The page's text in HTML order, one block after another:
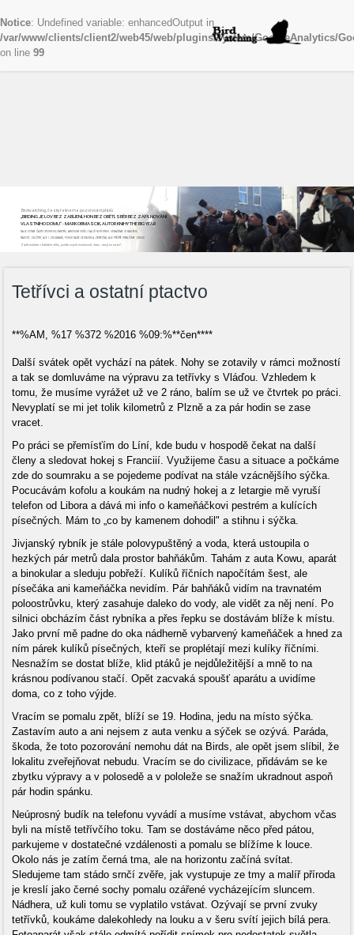
Notice: Undefined variable: enhancedOutput in
/var/www/clients/client2/web45/web/plugins/system/GoogleAnalytics/
on line 99
Birdwatching, česky řekneme pozorování ptáků
„BIRDING JE LOV BEZ ZABÍJENÍ, HON BEZ OBĚTÍ, SBĚR BEZ ZAPLŇOVÁNÍ
VLASTNÍHO DOMU“ - MARK OBMASCIK, AUTOR KNIHY THE BIG YEAR
NAJEZDÍME ČASTO STOVKY KILOMETRŮ, ABYCHOM VIDĚLI DALŠÍ NOVÝ DRUH. ODNÁŠÍME SI NADŠENÍ,
RADOST, ZÁŽITKY, ALE I ZKLAMÁNÍ, POKUD NAŠE CESTA BYLA ZBYTEČNÁ, ALE PŘÍŠTĚ VYRÁŽÍME ZNOVU
Začít můžete v každém věku, podle svých možností, času...stojí to za to!
Tetřívci a ostatní ptactvo
**%AM, %17 %372 %2016 %09:%**čen****
Další svátek opět vychází na pátek. Nohy se zotavily v rámci možností
a tak se domluváme na výpravu za tetřívky s Vláďou. Vzhledem k
tomu, že musíme vyrážet už ve 2 ráno, balím se už ve čtvrtek po práci.
Nevyplatí se mi jet tolik kilometrů z Plzně a za pár hodin se zase
vracet.
Po práci se přemísťím do Líní, kde budu v hospodě čekat na další
členy a sledovat hokej s Franciií. Využijeme času a situace a počkáme
zde do soumraku a se pojedeme podívat na stále vzácnějšího sýčka.
Pocucávám kofolu a koukám na nudný hokej a z letargie mě vyruší
telefon od Libora a dává mi info o kameňáčkovi pestrém a kulících
písečných. Mám to „co by kamenem dohodil" a stihnu i sýčka.
Jivjanský rybník je stále polovypuštěný a voda, která ustoupila o
hezkých pár metrů dala prostor bahňákům. Tahám z auta Kowu, aparát
a binokular a sleduju pobřeží. Kulíků říčních napočítám šest, ale
písečáka ani kameňáčka nevidím. Pár bahňáků vidím na travnatém
poloostrůvku, který zasahuje daleko do vody, ale vidět za něj není. Po
silnici obcházím část rybníka a přes řepku se dostávám blíže k místu.
Jako první mě padne do oka nádherně vybarvený kameňáček a hned za
ním párek kulíků písečných, kteří se proplétají mezi kulíky říčními.
Nesnažím se dostat blíže, klid ptáků je nejdůležitější a mně to na
krásnou podívanou stačí. Opět zacvaká spoušť aparátu a uvidíme
doma, co z toho výjde.
Vracím se pomalu zpět, blíží se 19. Hodina, jedu na místo sýčka.
Zastavím auto a ani nejsem z auta venku a sýček se ozývá. Paráda,
škoda, že toto pozorování nemohu dát na Birds, ale opět jsem slíbil, že
lokalitu zveřejňovat nebudu. Vracím se do civilizace, přidávám se ke
zbytku výpravy a v polosedě a v pololeže se snažím ukradnout aspoň
pár hodin spánku.
Neúprosný budík na telefonu vyvádí a musíme vstávat, abychom včas
byli na místě tetřívčího toku. Tam se dostáváme něco před pátou,
parkujeme v dostatečné vzdálenosti a pomalu se blížíme k louce.
Okolo nás je zatím černá tma, ale na horizontu začíná svítat.
Sledujeme tam stádo srnčí zvěře, jak vystupuje ze tmy a malíř příroda
je kreslí jako černé sochy pomalu ozářené vycházejícím sluncem.
Nádhera, už kuli tomu se vyplatilo vstávat. Ozývají se první zvuky
tetřívků, koukáme dalekohledy na louku a v šeru svítí jejich bílá pera.